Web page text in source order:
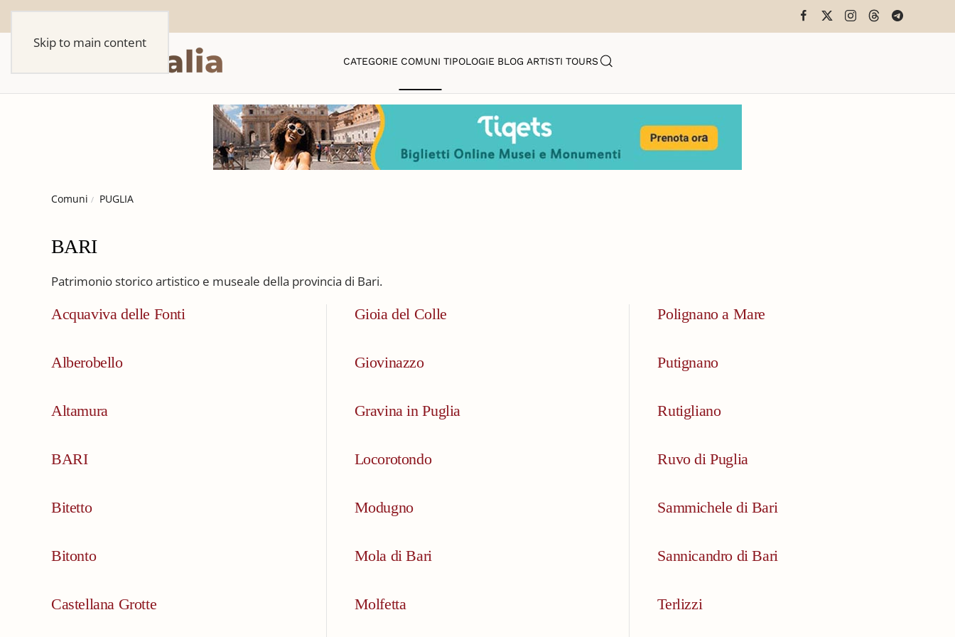
Skip to main content
CATEGORIE COMUNI TIPOLOGIE BLOG ARTISTI TOURS
Comuni PUGLIA
BARI
Patrimonio storico artistico e museale della provincia di Bari.
Acquaviva delle Fonti
Alberobello
Altamura
BARI
Bitetto
Bitonto
Castellana Grotte
Gioia del Colle
Giovinazzo
Gravina in Puglia
Locorotondo
Modugno
Mola di Bari
Molfetta
Polignano a Mare
Putignano
Rutigliano
Ruvo di Puglia
Sammichele di Bari
Sannicandro di Bari
Terlizzi